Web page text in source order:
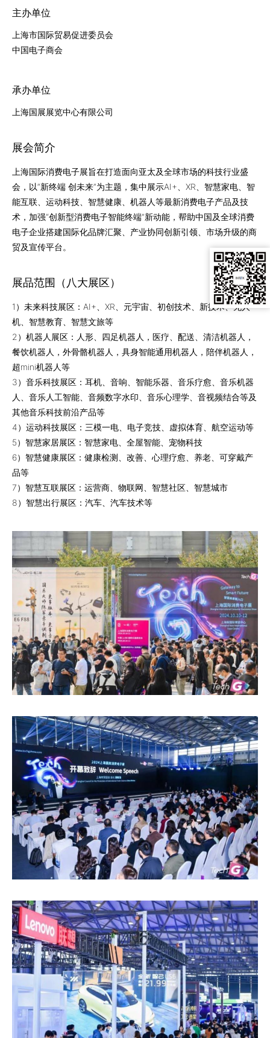
主办单位
上海市国际贸易促进委员会
中国电子商会
承办单位
上海国展展览中心有限公司
展会简介
上海国际消费电子展旨在打造面向亚太及全球市场的科技行业盛
会，以“新终端 创未来”为主题，集中展示AI+、XR、智慧家电、智
能互联、运动科技、智慧健康、机器人等最新消费电子产品及技
术，加强“创新型消费电子智能终端”新动能，帮助中国及全球消费
电子企业搭建国际化品牌汇聚、产业协同创新引领、市场升级的商
贸及宣传平台。
展品范围（八大展区）
1）未来科技展区：AI+、XR、元宇宙、初创技术、新技术、无人
机、智慧教育、智慧文旅等
2）机器人展区：人形、四足机器人，医疗、配送、清洁机器人，
餐饮机器人，外骨骼机器人，具身智能通用机器人，陪伴机器人，
超mini机器人等
3）音乐科技展区：耳机、音响、智能乐器、音乐疗愈、音乐机器
人、音乐人工智能、音频数字水印、音乐心理学、音视频结合等及
其他音乐科技前沿产品等
4）运动科技展区：三模一电、电子竞技、虚拟体育、航空运动等
5）智慧家居展区：智慧家电、全屋智能、宠物科技
6）智慧健康展区：健康检测、改善、心理疗愈、养老、可穿戴产
品等
7）智慧互联展区：运营商、物联网、智慧社区、智慧城市
8）智慧出行展区：汽车、汽车技术等